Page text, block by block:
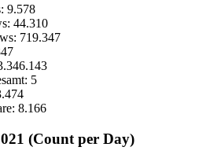
9.578
44.310
719.347
5
8.166
(Count per Day)